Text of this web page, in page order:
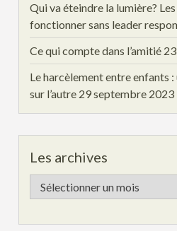
Qui va éteindre la lumière?
fonctionner sans leader
Ce qui compte dans l’amitié
Le harcèlement entre enfants
sur l’autre 29 septembre 2023
Les archives
Les
archives